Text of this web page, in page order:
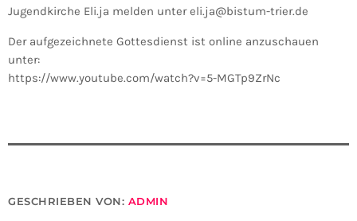
Jugendkirche Eli.ja melden unter eli.ja@bistum-trier.de
Der aufgezeichnete Gottesdienst ist online anzuschauen
unter:
https://www.youtube.com/watch?v=5-MGTp9ZrNc
GESCHRIEBEN VON: ADMIN